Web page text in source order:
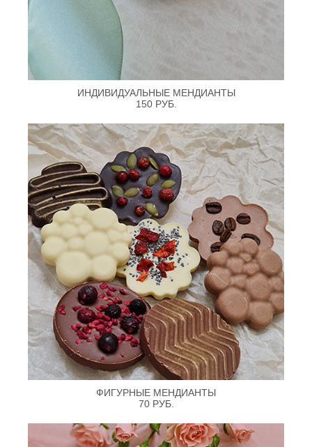
ИНДИВИДУАЛЬНЫЕ МЕНДИАНТЫ
150 РУБ.
ФИГУРНЫЕ МЕНДИАНТЫ
70 РУБ.